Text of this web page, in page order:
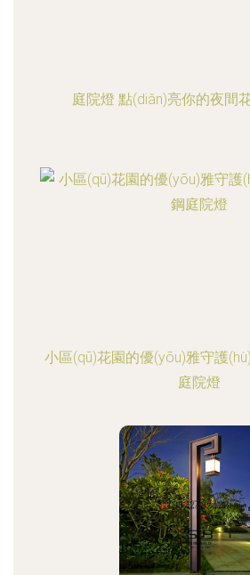
庭院燈 點(diǎn)亮你的夜間
小區(qū)花園的優(yōu)雅守護
庭院燈